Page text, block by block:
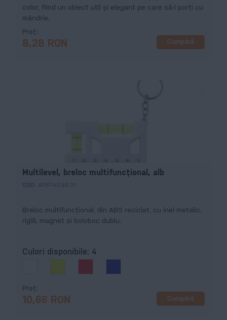
color, fiind un obiect util și elegant pe care să-l porți cu
mândrie.
Preț
8,28 RON Cumpără
Multilevel, breloc multifuncțional, alb
COD: AP874036-01
Breloc multifuncțional, din ABS reciclat, cu inel metalic,
riglă, magnet și boloboc dublu.
Culori disponibile: 4
Preț
10,66 RON Cumpără